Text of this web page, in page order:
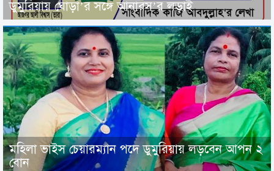
ডুমুরিয়ায় ঘোড়া’র সঙ্গে আনারস’র লড়াই
মহিলা ভাইস চেয়ারম্যান পদে ডুমুরিয়ায় লড়বেন আপন ২
বোন